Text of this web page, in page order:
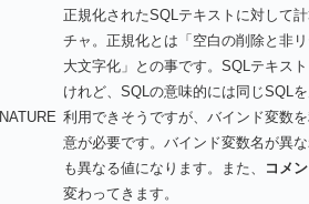
正規化されたSQLテキストに対して
チャ。正規化とは「空白の削除と非
大文字化」との事です。SQLテキス
けれど、SQLの意味的には同じSQL
利用できそうですが、バインド変数
意が必要です。バインド変数名が異
も異なる値になります。また、
コメ
変わってきます。